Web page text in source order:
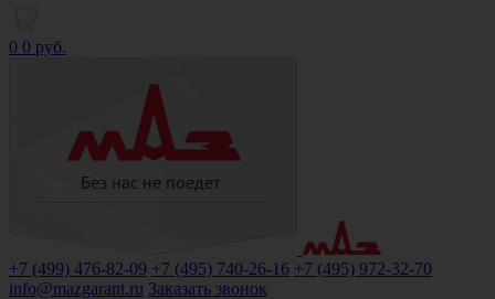
0 0 руб.
+7 (499) 476-82-09 +7 (495) 740-26-16 +7 (495) 972-32-70
info@mazgarant.ru Заказать звонок